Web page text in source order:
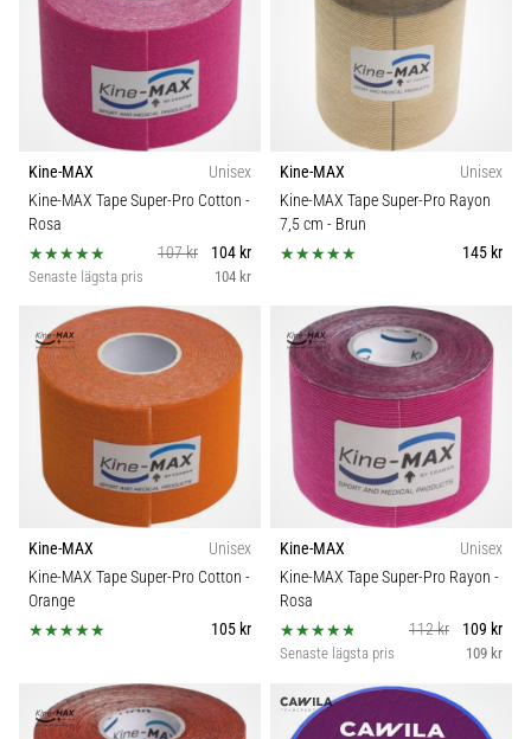
Kine-MAX
Unisex
Kine-MAX Tape Super-Pro Cotton -
Rosa
107 kr
104 kr
Senaste lägsta pris 104 kr
Kine-MAX
Unisex
Kine-MAX Tape Super-Pro Rayon
7,5 cm - Brun
145 kr
Kine-MAX
Unisex
Kine-MAX Tape Super-Pro Cotton -
Orange
105 kr
Kine-MAX
Unisex
Kine-MAX Tape Super-Pro Rayon -
Rosa
112 kr
109 kr
Senaste lägsta pris 109 kr